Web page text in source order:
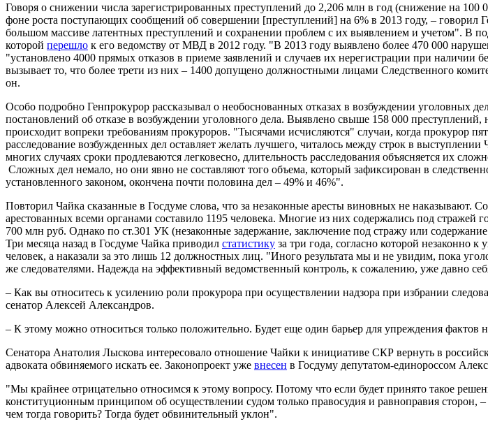
Говоря о снижении числа зарегистрированных преступлений до 2,206 млн в год (снижение на
фоне роста поступающих сообщений об совершении [преступлений] на 6% в 2013 году, –
большом массиве латентных преступлений и сохранении проблем с их выявлением и учетом". В
которой перешло к его ведомству от МВД в 2012 году. "В 2013 году выявлено более 470 000
"установлено 4000 прямых отказов в приеме заявлений и случаев их нерегистрации при
вызывает то, что более трети из них – 1400 допущено должностными лицами Следственного
он.
Особо подробно Генпрокурор рассказывал о необоснованных отказах в возбуждении уголовных
постановлений об отказе в возбуждении уголовного дела. Выявлено свыше 158 000
происходит вопреки требованиям прокуроров. "Тысячами исчисляются" случаи, когда прокурор
расследование возбужденных дел оставляет желать лучшего, читалось между строк в
многих случаях сроки продлеваются легковесно, длительность расследования объясняется их
Сложных дел немало, но они явно не составляют того объема, который зафиксирован в
установленного законом, окончена почти половина дел – 49% и 46%".
Повторил Чайка сказанные в Госдуме слова, что за незаконные аресты виновных не наказывают.
арестованных всеми органами составило 1195 человека. Многие из них содержались под
700 млн руб. Однако по ст.301 УК (незаконные задержание, заключение под стражу или
Три месяца назад в Госдуме Чайка приводил статистику за три года, согласно которой незаконно
человек, а наказали за это лишь 12 должностных лиц. "Иного результата мы и не увидим, пока
же следователями. Надежда на эффективный ведомственный контроль, к сожалению, уже давно
– Как вы относитесь к усилению роли прокурора при осуществлении надзора при избрании
сенатор Алексей Александров.
– К этому можно относиться только положительно. Будет еще один барьер для упреждения фактов
Сенатора Анатолия Лыскова интересовало отношение Чайки к инициативе СКР вернуть в
адвоката обвиняемого искать ее. Законопроект уже внесен в Госдуму депутатом-единороссом
"Мы крайнее отрицательно относимся к этому вопросу. Потому что если будет принято такое
конституционным принципом об осуществлении судом только правосудия и равноправия
чем тогда говорить? Тогда будет обвинительный уклон".